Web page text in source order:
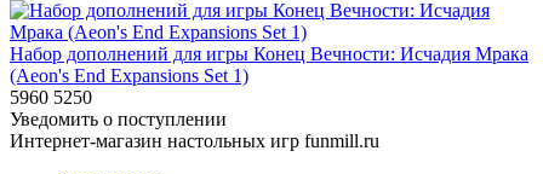
Набор дополнений для игры Конец Вечности: Исчадия Мрака
(Aeon's End Expansions Set 1)
5960 5250
Уведомить о поступлении
Интернет-магазин настольных игр funmill.ru